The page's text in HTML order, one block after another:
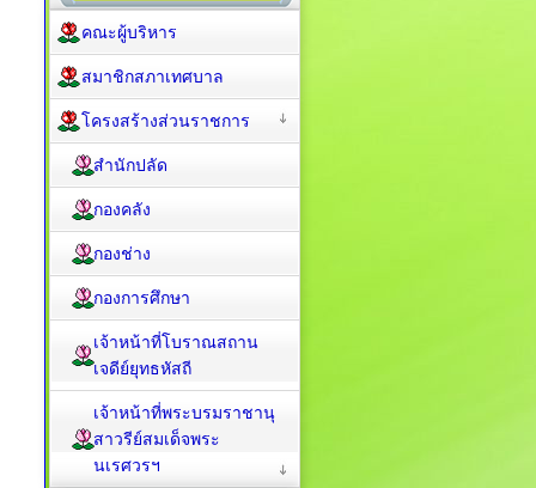
คณะผู้บริหาร
สมาชิกสภาเทศบาล
โครงสร้างส่วนราชการ
สำนักปลัด
กองคลัง
กองช่าง
กองการศึกษา
เจ้าหน้าที่โบราณสถาน
เจดีย์ยุทธหัสถี
เจ้าหน้าที่พระบรมราชานุ
สาวรีย์สมเด็จพระ
นเรศวรฯ